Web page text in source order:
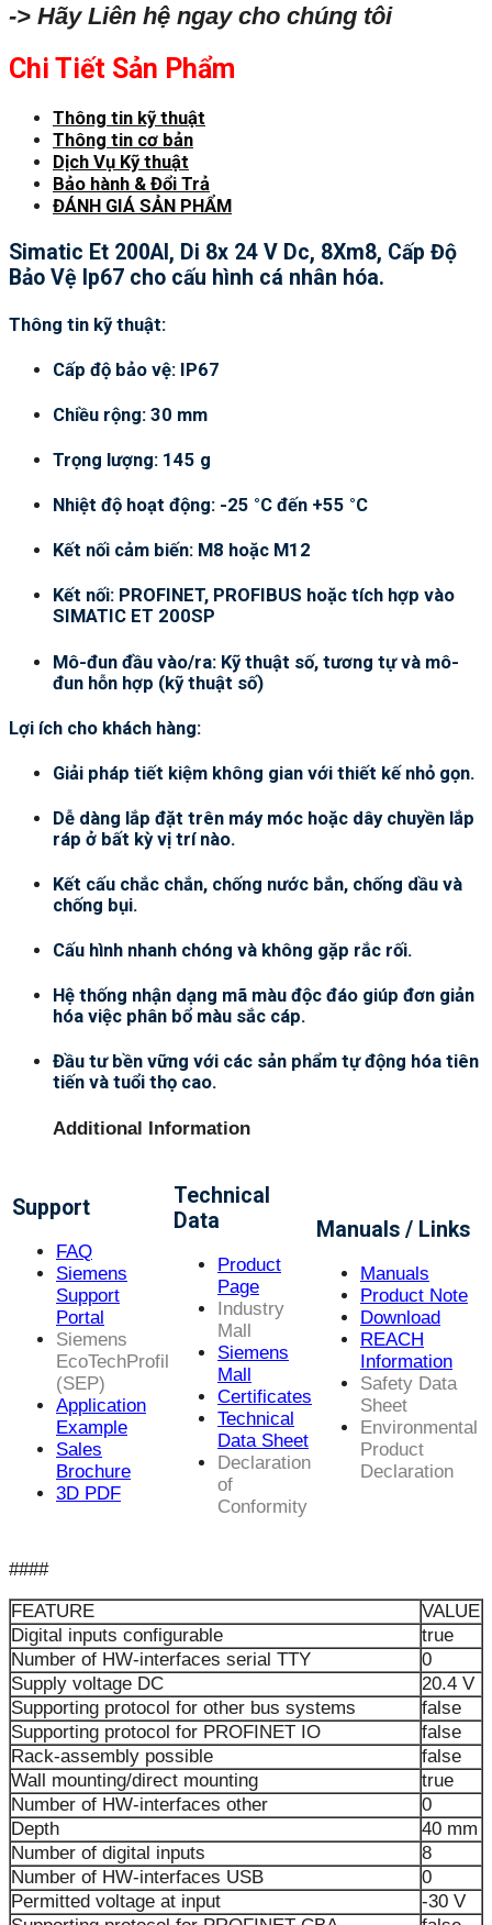
-> Hãy Liên hệ ngay cho chúng tôi
Chi Tiết Sản Phẩm
Thông tin kỹ thuật
Thông tin cơ bản
Dịch Vụ Kỹ thuật
Bảo hành & Đổi Trả
ĐÁNH GIÁ SẢN PHẨM
Simatic Et 200Al, Di 8x 24 V Dc, 8Xm8, Cấp Độ
Bảo Vệ Ip67 cho cấu hình cá nhân hóa.
Thông tin kỹ thuật:
Cấp độ bảo vệ: IP67
Chiều rộng: 30 mm
Trọng lượng: 145 g
Nhiệt độ hoạt động: -25 °C đến +55 °C
Kết nối cảm biến: M8 hoặc M12
Kết nối: PROFINET, PROFIBUS hoặc tích hợp vào
SIMATIC ET 200SP
Mô-đun đầu vào/ra: Kỹ thuật số, tương tự và mô-
đun hỗn hợp (kỹ thuật số)
Lợi ích cho khách hàng:
Giải pháp tiết kiệm không gian với thiết kế nhỏ gọn.
Dễ dàng lắp đặt trên máy móc hoặc dây chuyền lắp
ráp ở bất kỳ vị trí nào.
Kết cấu chắc chắn, chống nước bắn, chống dầu và
chống bụi.
Cấu hình nhanh chóng và không gặp rắc rối.
Hệ thống nhận dạng mã màu độc đáo giúp đơn giản
hóa việc phân bổ màu sắc cáp.
Đầu tư bền vững với các sản phẩm tự động hóa tiên
tiến và tuổi thọ cao.
Additional Information
Support
FAQ
Siemens
Support
Portal
Siemens
EcoTechProfil
(SEP)
Application
Example
Sales
Brochure
3D PDF
Technical
Data
Product
Page
Industry
Mall
Siemens
Mall
Certificates
Technical
Data Sheet
Declaration
of
Conformity
Manuals / Links
Manuals
Product Note
Download
REACH
Information
Safety Data
Sheet
Environmental
Product
Declaration
####
FEATURE
VALUE
Digital inputs configurable
true
Number of HW-interfaces serial TTY
0
Supply voltage DC
20.4 V
Supporting protocol for other bus systems
false
Supporting protocol for PROFINET IO
false
Rack-assembly possible
false
Wall mounting/direct mounting
true
Number of HW-interfaces other
0
Depth
40 mm
Number of digital inputs
8
Number of HW-interfaces USB
0
Permitted voltage at input
-30 V